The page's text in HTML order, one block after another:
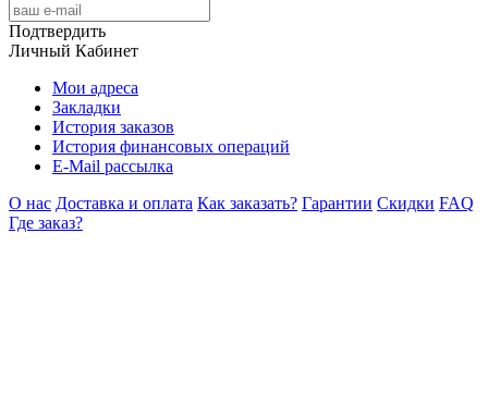
Подтвердить
Личный Кабинет
Мои адреса
Закладки
История заказов
История финансовых операций
E-Mail рассылка
О нас Доставка и оплата Как заказать? Гарантии Скидки FAQ
Где заказ?